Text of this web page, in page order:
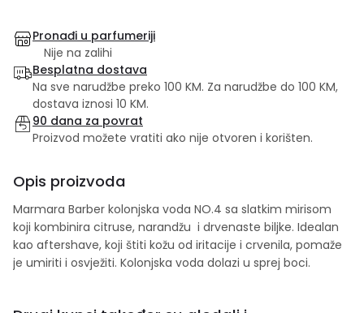
Pronađi u parfumeriji
Nije na zalihi
Besplatna dostava
Na sve narudžbe preko 100 KM. Za narudžbe do 100 KM,
dostava iznosi 10 KM.
90 dana za povrat
Proizvod možete vratiti ako nije otvoren i korišten.
Opis proizvoda
Marmara Barber kolonjska voda NO.4 sa slatkim mirisom
koji kombinira citruse, narandžu i drvenaste biljke. Idealan
kao aftershave, koji štiti kožu od iritacije i crvenila, pomaže
je umiriti i osvježiti. Kolonjska voda dolazi u sprej boci.